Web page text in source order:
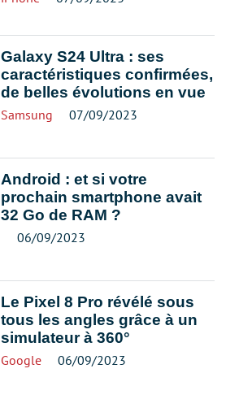
Galaxy S24 Ultra : ses
caractéristiques confirmées,
de belles évolutions en vue
Samsung 07/09/2023
Android : et si votre
prochain smartphone avait
32 Go de RAM ?
06/09/2023
Le Pixel 8 Pro révélé sous
tous les angles grâce à un
simulateur à 360°
Google 06/09/2023